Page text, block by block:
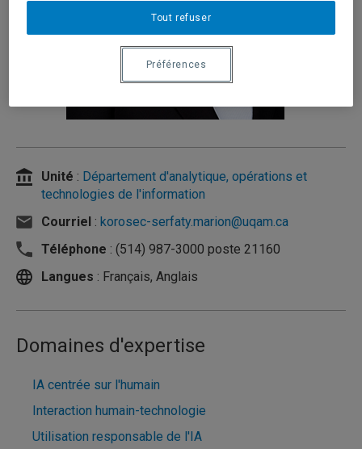
Unité : Département d'analytique, opérations et
technologies de l'information
Courriel : korosec-serfaty.marion@uqam.ca
Téléphone : (514) 987-3000 poste 21160
Langues : Français, Anglais
Domaines d'expertise
IA centrée sur l'humain
Interaction humain-technologie
Utilisation responsable de l'IA
Tout refuser
Préférences